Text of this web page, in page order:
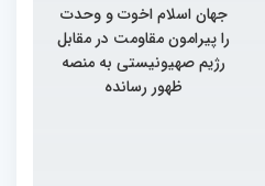
جهان اسلام اخوت و وحدت
را پیرامون مقاومت در مقابل
رژیم صهیونیستی به منصه
ظهور رسانده